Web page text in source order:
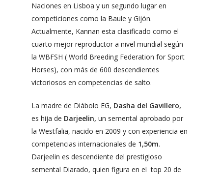
Naciones en Lisboa y un segundo lugar en
competiciones como la Baule y Gijón.
Actualmente, Kannan esta clasificado como el
cuarto mejor reproductor a nivel mundial según
la WBFSH ( World Breeding Federation for Sport
Horses), con más de 600 descendientes
victoriosos en competencias de salto.
La madre de Diábolo EG, Dasha del Gavillero,
es hija de Darjeelin, un semental aprobado por
la Westfalia, nacido en 2009 y con experiencia en
competencias internacionales de 1,50m.
Darjeelin es descendiente del prestigioso
semental Diarado, quien figura en el top 20 de